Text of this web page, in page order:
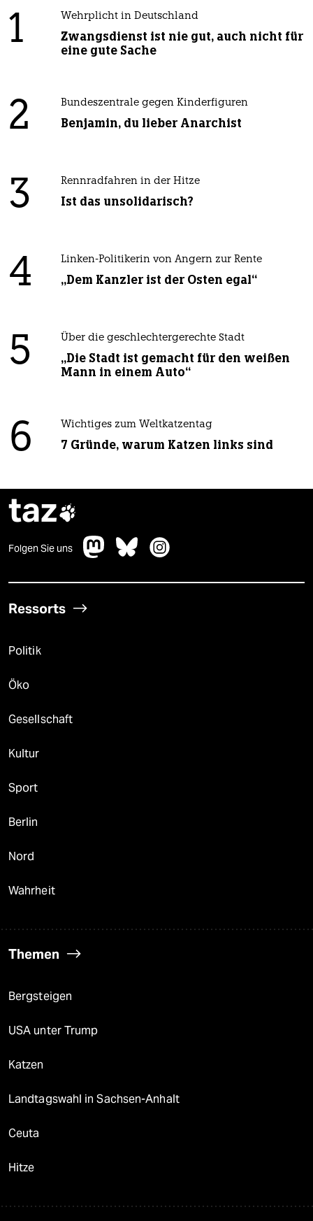
1 Wehrplicht in Deutschland
Zwangsdienst ist nie gut, auch nicht für
eine gute Sache
2 Bundeszentrale gegen Kinderfiguren
Benjamin, du lieber Anarchist
3 Rennradfahren in der Hitze
Ist das unsolidarisch?
4 Linken-Politikerin von Angern zur Rente
„Dem Kanzler ist der Osten egal“
5 Über die geschlechtergerechte Stadt
„Die Stadt ist gemacht für den weißen
Mann in einem Auto“
6 Wichtiges zum Weltkatzentag
7 Gründe, warum Katzen links sind
taz
Folgen Sie uns
Ressorts
Politik
Öko
Gesellschaft
Kultur
Sport
Berlin
Nord
Wahrheit
Themen
Bergsteigen
USA unter Trump
Katzen
Landtagswahl in Sachsen-Anhalt
Ceuta
Hitze